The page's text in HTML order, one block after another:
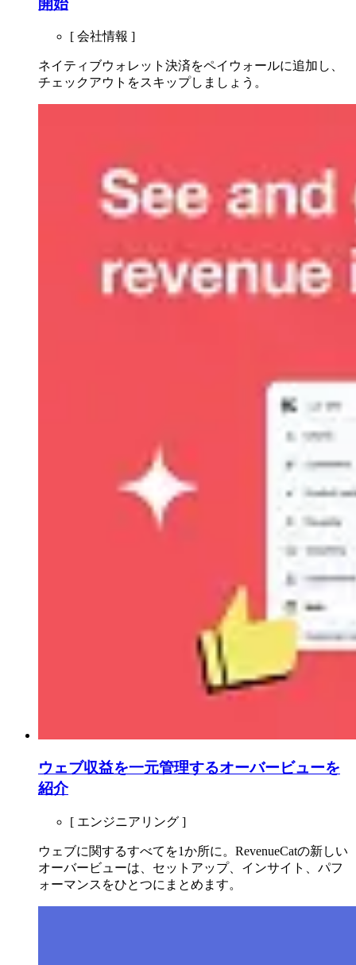
[ 会社情報 ]
ネイティブウォレット決済をペイウォールに追加し、
チェックアウトをスキップしましょう。
ウェブ収益を一元管理するオーバービューを
紹介
[ エンジニアリング ]
ウェブに関するすべてを1か所に。RevenueCatの新しい
オーバービューは、セットアップ、インサイト、パフ
ォーマンスをひとつにまとめます。